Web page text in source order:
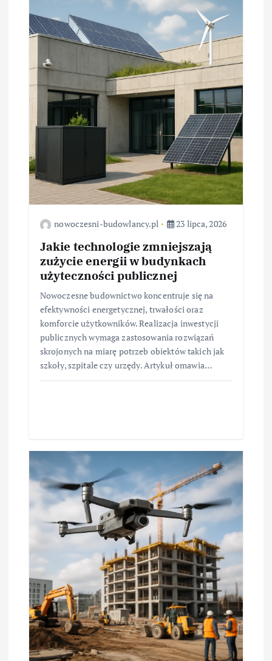
a
w
s
u
nowoczesni-budowlancy.pl 23 lipca, 2026
Jakie technologie zmniejszają
zużycie energii w budynkach
użyteczności publicznej
Nowoczesne budownictwo koncentruje się na
efektywności energetycznej, trwałości oraz
komforcie użytkowników. Realizacja inwestycji
publicznych wymaga zastosowania rozwiązań
skrojonych na miarę potrzeb obiektów takich jak
szkoły, szpitale czy urzędy. Artykuł omawia…